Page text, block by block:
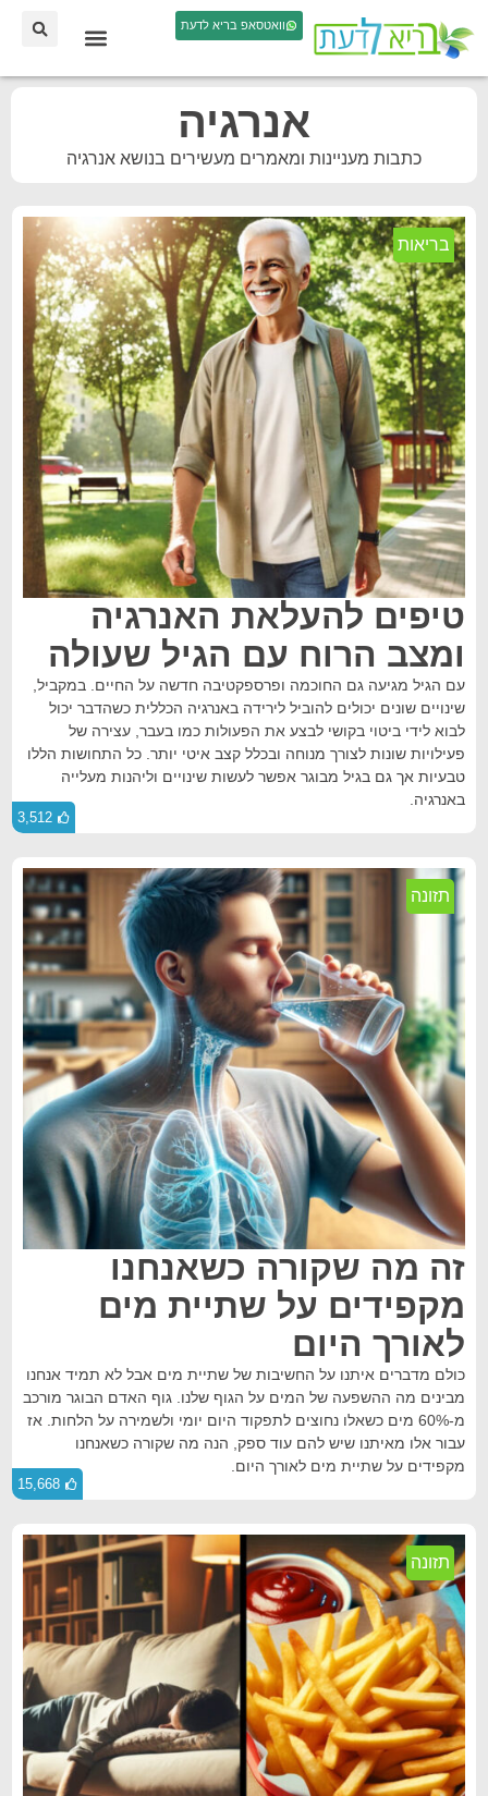
וואטסאפ בריא לדעת
אנרגיה
כתבות מעניינות ומאמרים מעשירים בנושא אנרגיה
בריאות
טיפים להעלאת האנרגיה
ומצב הרוח עם הגיל שעולה
עם הגיל מגיעה גם החוכמה ופרספקטיבה חדשה על החיים. במקביל,
שינויים שונים יכולים להוביל לירידה באנרגיה הכללית כשהדבר יכול
לבוא לידי ביטוי בקושי לבצע את הפעולות כמו בעבר, עצירה של
פעילויות שונות לצורך מנוחה ובכלל קצב איטי יותר. כל התחושות הללו
טבעיות אך גם בגיל מבוגר אפשר לעשות שינויים וליהנות מעלייה
באנרגיה.
3,512
תזונה
זה מה שקורה כשאנחנו
מקפידים על שתיית מים
לאורך היום
כולם מדברים איתנו על החשיבות של שתיית מים אבל לא תמיד אנחנו
מבינים מה ההשפעה של המים על הגוף שלנו. גוף האדם הבוגר מורכב
מ-60% מים כשאלו נחוצים לתפקוד היום יומי ולשמירה על הלחות. אז
עבור אלו מאיתנו שיש להם עוד ספק, הנה מה שקורה כשאנחנו
מקפידים על שתיית מים לאורך היום.
15,668
תזונה